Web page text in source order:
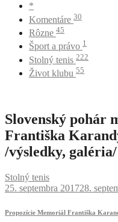
*
Komentáre 30
Rôzne 45
Šport a právo 1
Stolný tenis 222
Život klubu 55
Slovenský pohár
Františka
/výsledky, galéria/
Stolný tenis
25. septembra 201728.
Propozície Memoriál Františka